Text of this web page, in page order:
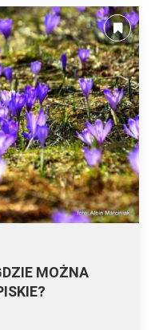
MOŻNA